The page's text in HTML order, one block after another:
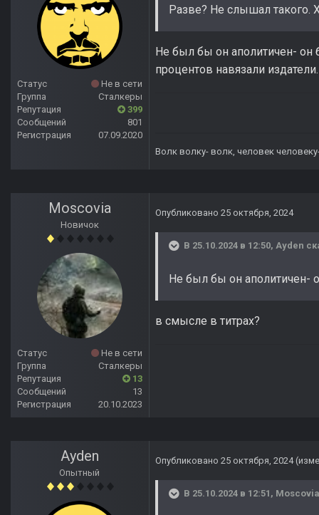
Статус
Не в сети
Группа
Сталкеры
Репутация
399
Сообщений
801
Регистрация
07.09.2020
Разве? Не слышал такого.
Не был бы он аполитичен- он
процентов навязали
Волк волку- волк, человек
Moscovia
Новичок
Статус
Не в сети
Группа
Сталкеры
Репутация
13
Сообщений
13
Регистрация
20.10.2023
Опубликовано 25 октября, 2024
В 25.10.2024 в 12:50, Ayden
Не был бы он аполитичен-
в смысле в титрах?
Ayden
Опытный
Опубликовано 25 октября, 2024
В 25.10.2024 в 12:51, Moscovia